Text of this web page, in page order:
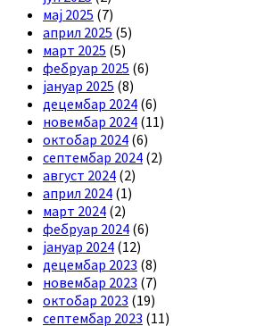
мај 2025 (7)
април 2025 (5)
март 2025 (5)
фебруар 2025 (6)
јануар 2025 (8)
децембар 2024 (6)
новембар 2024 (11)
октобар 2024 (6)
септембар 2024 (2)
август 2024 (2)
април 2024 (1)
март 2024 (2)
фебруар 2024 (6)
јануар 2024 (12)
децембар 2023 (8)
новембар 2023 (7)
октобар 2023 (19)
септембар 2023 (11)